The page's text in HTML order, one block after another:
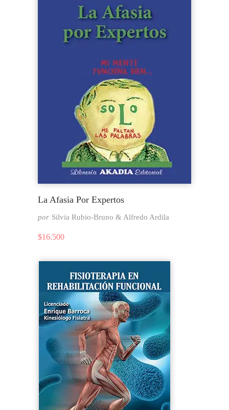
La Afasia Por Expertos
por Silvia Rubio-Bruno & Alfredo Ardila
$16.500